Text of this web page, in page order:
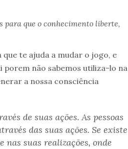
para que o conhecimento liberte,
te ajuda a mudar o jogo, e
porem não sabemos utiliza-lo na
a nossa consciência
de suas ações. As pessoas
das suas ações. Se existe
nas suas realizações, onde